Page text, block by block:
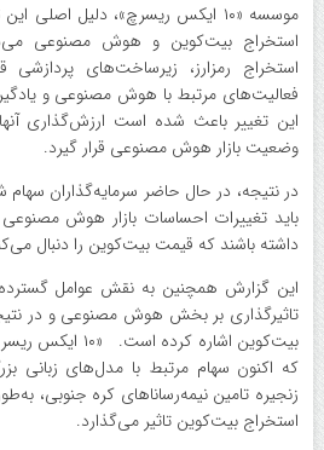
موسسه «۱۰ ایکس ریسرچ»، دلیل
استخراج بیت‌کوین و هوش مصنوعی
استخراج رمزارز، زیرساخت‌های پردازشی
فعالیت‌های مرتبط با هوش مصنوعی و
این تغییر باعث شده است ارزش‌گذاری
وضعیت بازار هوش مصنوعی قرار گیرد.
در نتیجه، در حال حاضر سرمایه‌گذاران
باید تغییرات احساسات بازار هوش مصنوعی
داشته باشند که قیمت بیت‌کوین را دنبال
این گزارش همچنین به نقش عوامل
تاثیرگذاری بر بخش هوش مصنوعی و در
بیت‌کوین اشاره
زنجیره تامین نیمه‌رساناهای کره جنوبی،
استخراج بیت‌کوین تاثیر می‌گذارد.